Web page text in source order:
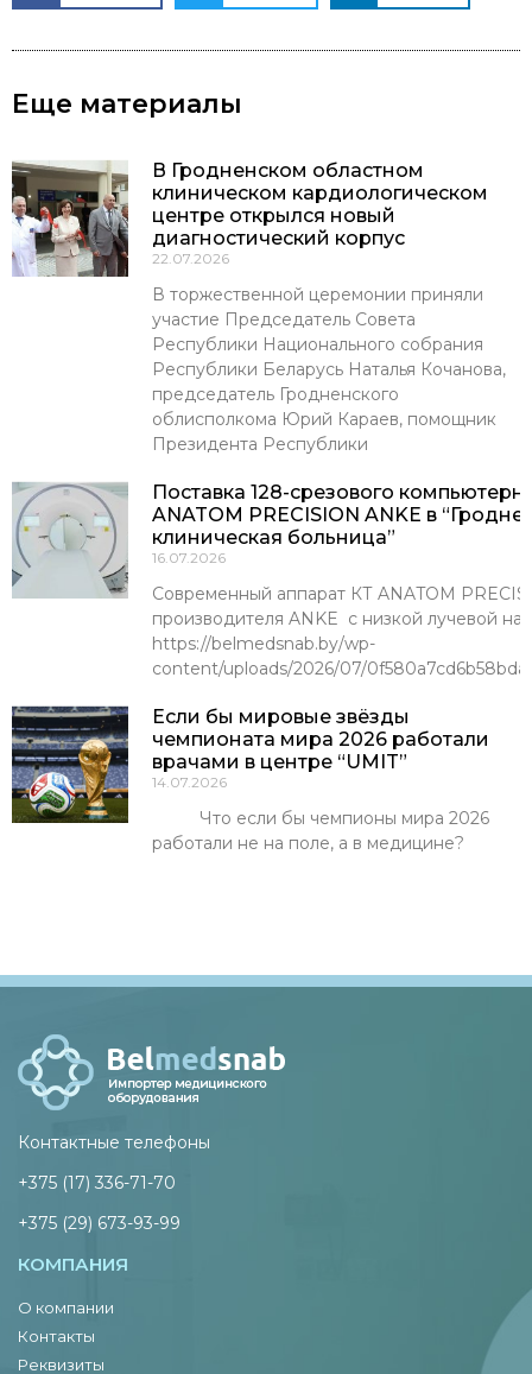
Еще материалы
В Гродненском областном
клиническом кардиологическом
центре открылся новый
диагностический корпус
22.07.2026
В торжественной церемонии приняли
участие Председатель Совета
Республики Национального собрания
Республики Беларусь Наталья Кочанова,
председатель Гродненского
облисполкома Юрий Караев, помощник
Президента Республики
Поставка 128-срезового
ANATOM PRECISION ANKE в
клиническая больница”
16.07.2026
Современный аппарат КТ ANATOM
производителя ANKE с низкой лучевой
https://belmedsnab.by/wp-
content/uploads/2026/07/
Если бы мировые звёзды
чемпионата мира 2026 работали
врачами в центре “UMIT”
14.07.2026
Что если бы чемпионы мира 2026
работали не на поле, а в медицине?
Контактные телефоны
+375 (17) 336-71-70
+375 (29) 673-93-99
КОМПАНИЯ
О компании
Контакты
Реквизиты